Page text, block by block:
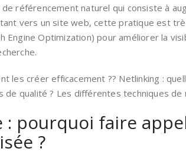
de référencement naturel qui consiste à
vers un site web, cette pratique est
Engine Optimization) pour améliorer la
les créer efficacement ?? Netlinking :
de qualité ? Les différentes techniques de
: pourquoi faire
?